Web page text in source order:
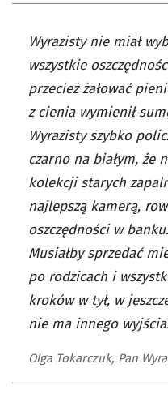
Wyrazisty nie miał
wszystkie
przecież żałować
z cienia wymienił
Wyrazisty szybko
czarno na białym, że
kolekcji starych
najlepszą kamerą,
oszczędności w
Musiałby sprzedać
po rodzicach i
kroków w tył, w
nie ma innego
Olga Tokarczuk, Pan